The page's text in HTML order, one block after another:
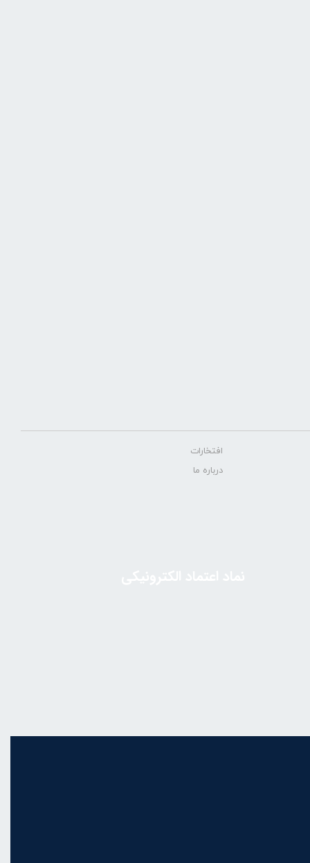
افتخارات
درباره ما